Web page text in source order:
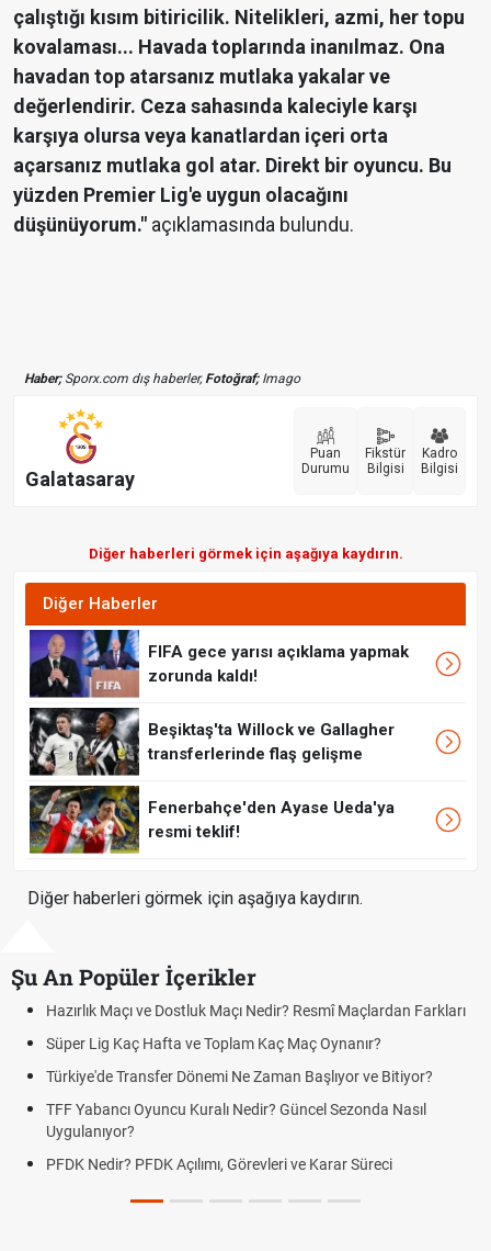
çalıştığı kısım bitiricilik. Nitelikleri, azmi, her topu
kovalaması... Havada toplarında inanılmaz. Ona
havadan top atarsanız mutlaka yakalar ve
değerlendirir. Ceza sahasında kaleciyle karşı
karşıya olursa veya kanatlardan içeri orta
açarsanız mutlaka gol atar. Direkt bir oyuncu. Bu
yüzden Premier Lig'e uygun olacağını
düşünüyorum." açıklamasında bulundu.
Haber;Sporx.com dış haberler,Fotoğraf;Imago
Galatasaray
Puan
Durumu
Fikstür
Bilgisi
Kadro
Bilgisi
Diğer haberleri görmek için aşağıya kaydırın.
Diğer Haberler
FIFA gece yarısı açıklama yapmak
zorunda kaldı!
Beşiktaş'ta Willock ve Gallagher
transferlerinde flaş gelişme
Fenerbahçe'den Ayase Ueda'ya
resmi teklif!
Diğer haberleri görmek için aşağıya kaydırın.
Şu An Popüler İçerikler
Hazırlık Maçı ve Dostluk Maçı Nedir? Resmî Maçlardan Farkları
Süper Lig Kaç Hafta ve Toplam Kaç Maç Oynanır?
Türkiye'de Transfer Dönemi Ne Zaman Başlıyor ve Bitiyor?
TFF Yabancı Oyuncu Kuralı Nedir? Güncel Sezonda Nasıl
Uygulanıyor?
PFDK Nedir? PFDK Açılımı, Görevleri ve Karar Süreci